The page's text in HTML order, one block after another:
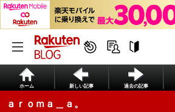
ホーム 新しい記事 過去の記事
ａｒｏｍａ＿ａ。